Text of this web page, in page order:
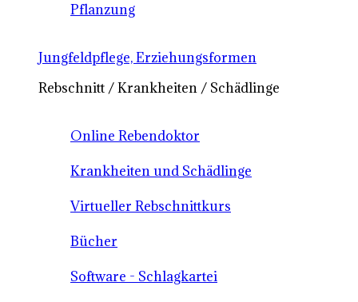
Pflanzung
Jungfeldpflege, Erziehungsformen
Rebschnitt / Krankheiten / Schädlinge
Online Rebendoktor
Krankheiten und Schädlinge
Virtueller Rebschnittkurs
Bücher
Software - Schlagkartei